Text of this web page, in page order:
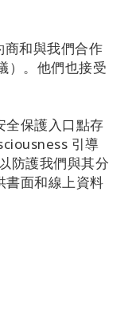
和與我們合作
）。他們也接受
全保護入口點存
引導
防護我們與其分
書面和線上資料